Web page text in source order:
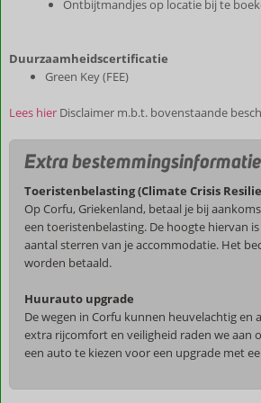
Ontbijtmandjes op locatie bij te
Duurzaamheidscertificatie
Green Key (FEE)
Lees hier Disclaimer m.b.t. bovenstaande
Extra bestemmingsinformatie
Toeristenbelasting (Climate Crisis
Op Corfu, Griekenland, betaal je bij
een toeristenbelasting. De hoogte hiervan
aantal sterren van je accommodatie. Het
worden betaald.
Huurauto upgrade
De wegen in Corfu kunnen heuvelachtig en
extra rijcomfort en veiligheid raden we aan
een auto te kiezen voor een upgrade met